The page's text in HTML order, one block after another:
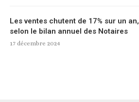
Les ventes chutent de 17% sur un an,
selon le bilan annuel des Notaires
17 décembre 2024